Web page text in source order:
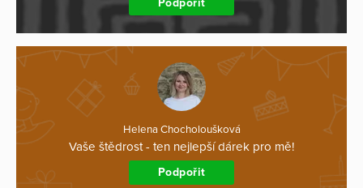
Podpořit
Helena Chocholoušková
Vaše štědrost - ten nejlepší dárek pro mě!
Podpořit